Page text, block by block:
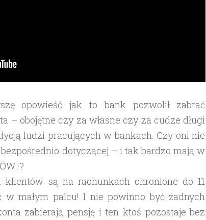
opowieść jak to bank pozwolił zabrać
– obojętne czy za własne czy za cudze długi
ludzi pracujących w bankach. Czy oni nie
dotyczącej – i tak bardzo mają w
!?
są na rachunkach chronione do 11
w małym palcu! I nie powinno być żadnych
zabierają pensję i ten ktoś pozostaje bez